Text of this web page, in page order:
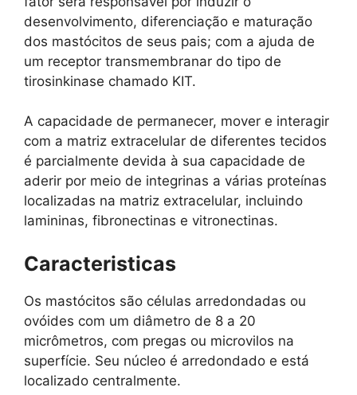
desenvolvimento, diferenciação e maturação
dos mastócitos de seus pais; com a ajuda de
um receptor transmembranar do tipo de
tirosinkinase chamado KIT.
A capacidade de permanecer, mover e interagir
com a matriz extracelular de diferentes tecidos
é parcialmente devida à sua capacidade de
aderir por meio de integrinas a várias proteínas
localizadas na matriz extracelular, incluindo
lamininas, fibronectinas e vitronectinas.
Caracteristicas
Os mastócitos são células arredondadas ou
ovóides com um diâmetro de 8 a 20
micrômetros, com pregas ou microvilos na
superfície. Seu núcleo é arredondado e está
localizado centralmente.